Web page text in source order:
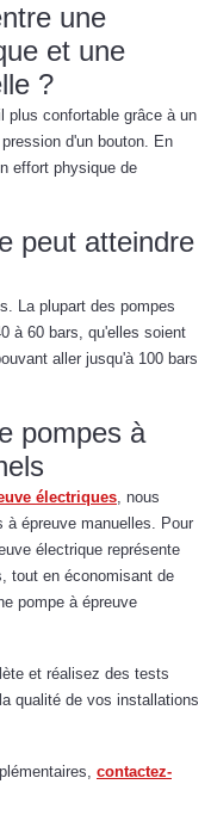
une
et une
?
plus confortable grâce à un
d'un bouton. En
effort physique de
peut atteindre
La plupart des pompes
à 60 bars, qu'elles soient
aller jusqu'à 100 bars
pompes à
électriques, nous
à épreuve manuelles. Pour
électrique représente
tout en économisant de
pompe à épreuve
et réalisez des tests
qualité de vos installations
contactez-